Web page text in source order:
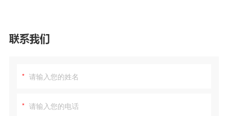
联系我们
*
*